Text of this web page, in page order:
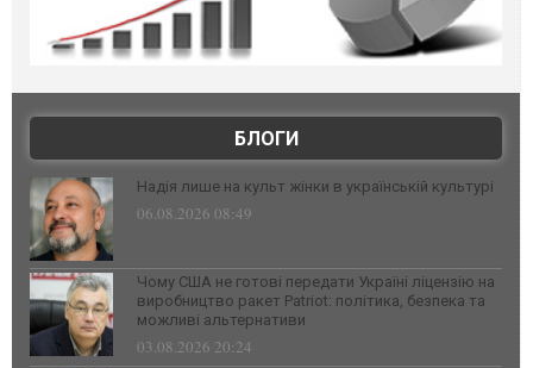
БЛОГИ
Надія лише на культ жінки в українській культурі
06.08.2026 08:49
Чому США не готові передати Україні ліцензію на
виробництво ракет Patriot: політика, безпека та
можливі альтернативи
03.08.2026 20:24